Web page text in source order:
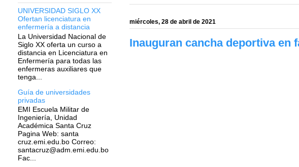
miércoles, 28 de abril de 2021
Inauguran cancha deportiva en
UNIVERSIDAD SIGLO XX
Ofertan licenciatura en
enfermería a distancia
La Universidad Nacional de
Siglo XX oferta un curso a
distancia en Licenciatura en
Enfermería para todas las
enfermeras auxiliares que
tenga...
Guía de universidades
privadas
EMI Escuela Militar de
Ingeniería, Unidad
Académica Santa Cruz
Pagina Web: santa
cruz.emi.edu.bo Correo:
santacruz@adm.emi.edu.bo
Fac...